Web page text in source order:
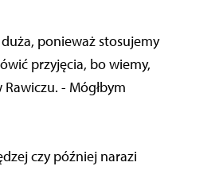
ponieważ stosujemy
przyjęcia, bo wiemy,
- Mógłbym
czy później narazi